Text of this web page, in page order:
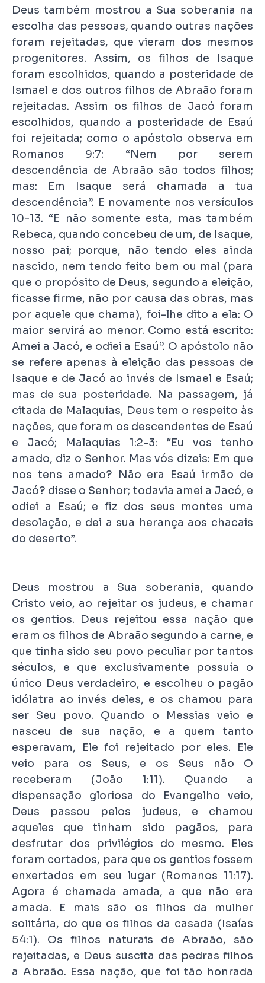
Deus também mostrou a Sua soberania na
escolha das pessoas, quando outras nações
foram rejeitadas, que vieram dos mesmos
progenitores. Assim, os filhos de Isaque
foram escolhidos, quando a posteridade de
Ismael e dos outros filhos de Abraão foram
rejeitadas. Assim os filhos de Jacó foram
escolhidos, quando a posteridade de Esaú
foi rejeitada; como o apóstolo observa em
Romanos 9:7: “Nem por serem
descendência de Abraão são todos filhos;
mas: Em Isaque será chamada a tua
descendência”. E novamente nos versículos
10-13. “E não somente esta, mas também
Rebeca, quando concebeu de um, de Isaque,
nosso pai; porque, não tendo eles ainda
nascido, nem tendo feito bem ou mal (para
que o propósito de Deus, segundo a eleição,
ficasse firme, não por causa das obras, mas
por aquele que chama), foi-lhe dito a ela: O
maior servirá ao menor. Como está escrito:
Amei a Jacó, e odiei a Esaú”. O apóstolo não
se refere apenas à eleição das pessoas de
Isaque e de Jacó ao invés de Ismael e Esaú;
mas de sua posteridade. Na passagem, já
citada de Malaquias, Deus tem o respeito às
nações, que foram os descendentes de Esaú
e Jacó; Malaquias 1:2-3: “Eu vos tenho
amado, diz o Senhor. Mas vós dizeis: Em que
nos tens amado? Não era Esaú irmão de
Jacó? disse o Senhor; todavia amei a Jacó, e
odiei a Esaú; e fiz dos seus montes uma
desolação, e dei a sua herança aos chacais
do deserto”.
Deus mostrou a Sua soberania, quando
Cristo veio, ao rejeitar os judeus, e chamar
os gentios. Deus rejeitou essa nação que
eram os filhos de Abraão segundo a carne, e
que tinha sido seu povo peculiar por tantos
séculos, e que exclusivamente possuía o
único Deus verdadeiro, e escolheu o pagão
idólatra ao invés deles, e os chamou para
ser Seu povo. Quando o Messias veio e
nasceu de sua nação, e a quem tanto
esperavam, Ele foi rejeitado por eles. Ele
veio para os Seus, e os Seus não O
receberam (João 1:11). Quando a
dispensação gloriosa do Evangelho veio,
Deus passou pelos judeus, e chamou
aqueles que tinham sido pagãos, para
desfrutar dos privilégios do mesmo. Eles
foram cortados, para que os gentios fossem
enxertados em seu lugar (Romanos 11:17).
Agora é chamada amada, a que não era
amada. E mais são os filhos da mulher
solitária, do que os filhos da casada (Isaías
54:1). Os filhos naturais de Abraão, são
rejeitadas, e Deus suscita das pedras filhos
a Abraão. Essa nação, que foi tão honrada